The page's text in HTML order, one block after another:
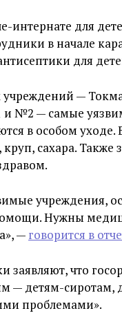
интернате для
в начале
для
—
№2 — самые
в особом уходе.
сахара. Также
учреждения,
Нужны
— говорится в
заявляют, что
— детям-сиротам,
проблемами».